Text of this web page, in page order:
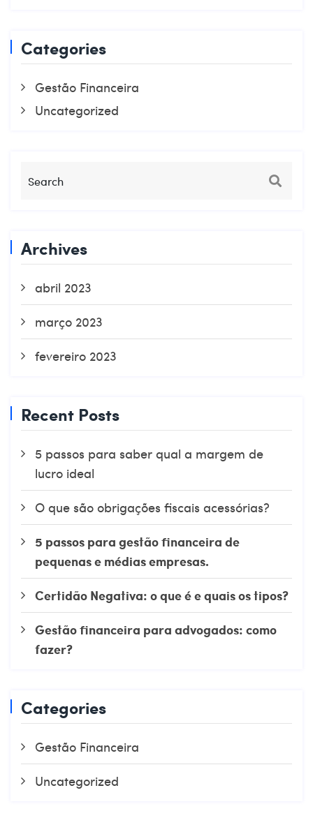
Categories
Gestão Financeira
Uncategorized
Archives
abril 2023
março 2023
fevereiro 2023
Recent Posts
5 passos para saber qual a margem de
lucro ideal
O que são obrigações fiscais acessórias?
5 passos para gestão financeira de
pequenas e médias empresas.
Certidão Negativa: o que é e quais os tipos?
Gestão financeira para advogados: como
fazer?
Categories
Gestão Financeira
Uncategorized